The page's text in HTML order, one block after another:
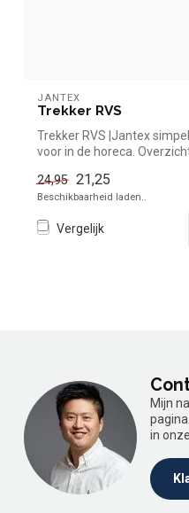
JANTEX
Trekker RVS
Trekker RVS |Jantex
voor in de horeca.
24,95 21,25
Beschikbaarheid laden..
Vergelijk
Mijn
in